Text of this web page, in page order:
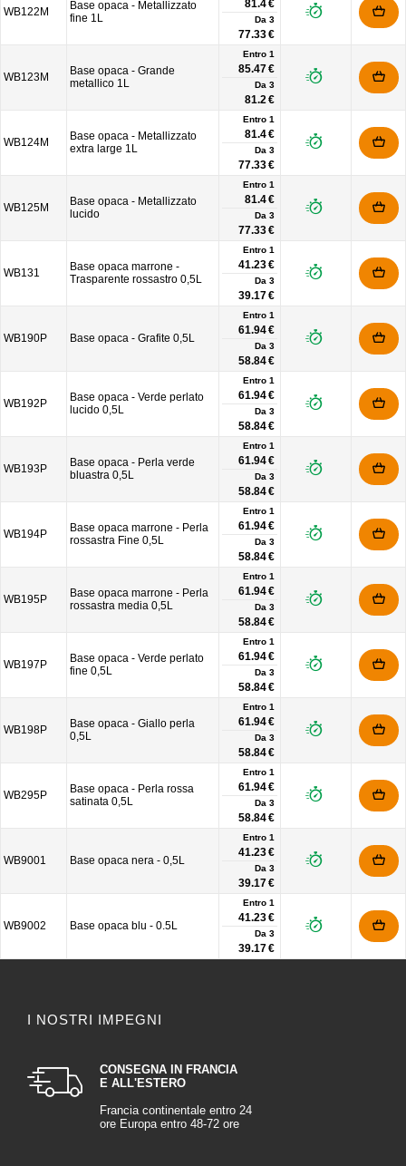
WB122M
Base opaca - Metallizzato
fine 1L
81.4 €
Da 3
77.33 €
WB123M
Base opaca - Grande
metallico 1L
Entro 1
85.47 €
Da 3
81.2 €
WB124M
Base opaca - Metallizzato
extra large 1L
Entro 1
81.4 €
Da 3
77.33 €
WB125M
Base opaca - Metallizzato
lucido
Entro 1
81.4 €
Da 3
77.33 €
WB131
Base opaca marrone -
Trasparente rossastro 0,5L
Entro 1
41.23 €
Da 3
39.17 €
WB190P Base opaca - Grafite 0,5L
Entro 1
61.94 €
Da 3
58.84 €
WB192P
Base opaca - Verde perlato
lucido 0,5L
Entro 1
61.94 €
Da 3
58.84 €
WB193P
Base opaca - Perla verde
bluastra 0,5L
Entro 1
61.94 €
Da 3
58.84 €
WB194P
Base opaca marrone - Perla
rossastra Fine 0,5L
Entro 1
61.94 €
Da 3
58.84 €
WB195P
Base opaca marrone - Perla
rossastra media 0,5L
Entro 1
61.94 €
Da 3
58.84 €
WB197P
Base opaca - Verde perlato
fine 0,5L
Entro 1
61.94 €
Da 3
58.84 €
WB198P
Base opaca - Giallo perla
0,5L
Entro 1
61.94 €
Da 3
58.84 €
WB295P
Base opaca - Perla rossa
satinata 0,5L
Entro 1
61.94 €
Da 3
58.84 €
WB9001 Base opaca nera - 0,5L
Entro 1
41.23 €
Da 3
39.17 €
WB9002 Base opaca blu - 0.5L
Entro 1
41.23 €
Da 3
39.17 €
I NOSTRI IMPEGNI
CONSEGNA IN FRANCIA
E ALL'ESTERO
Francia continentale entro 24
ore Europa entro 48-72 ore